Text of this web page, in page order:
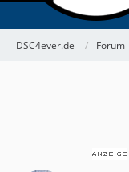
DSC4ever.de Forum